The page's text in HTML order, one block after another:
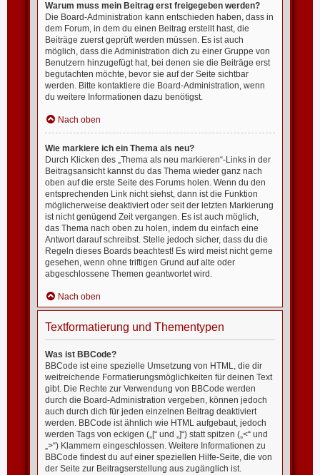
Warum muss mein Beitrag erst freigegeben werden?
Die Board-Administration kann entschieden haben, dass in
dem Forum, in dem du einen Beitrag erstellt hast, die
Beiträge zuerst geprüft werden müssen. Es ist auch
möglich, dass die Administration dich zu einer Gruppe von
Benutzern hinzugefügt hat, bei denen sie die Beiträge erst
begutachten möchte, bevor sie auf der Seite sichtbar
werden. Bitte kontaktiere die Board-Administration, wenn
du weitere Informationen dazu benötigst.
Nach oben
Wie markiere ich ein Thema als neu?
Durch Klicken des „Thema als neu markieren“-Links in der
Beitragsansicht kannst du das Thema wieder ganz nach
oben auf die erste Seite des Forums holen. Wenn du den
entsprechenden Link nicht siehst, dann ist die Funktion
möglicherweise deaktiviert oder seit der letzten Markierung
ist nicht genügend Zeit vergangen. Es ist auch möglich,
das Thema nach oben zu holen, indem du einfach eine
Antwort darauf schreibst. Stelle jedoch sicher, dass du die
Regeln dieses Boards beachtest! Es wird meist nicht gerne
gesehen, wenn ohne triftigen Grund auf alte oder
abgeschlossene Themen geantwortet wird.
Nach oben
Textformatierung und Thementypen
Was ist BBCode?
BBCode ist eine spezielle Umsetzung von HTML, die dir
weitreichende Formatierungsmöglichkeiten für deinen Text
gibt. Die Rechte zur Verwendung von BBCode werden
durch die Board-Administration vergeben, können jedoch
auch durch dich für jeden einzelnen Beitrag deaktiviert
werden. BBCode ist ähnlich wie HTML aufgebaut, jedoch
werden Tags von eckigen („[“ und „]“) statt spitzen („<“ und
„>“) Klammern eingeschlossen. Weitere Informationen zu
BBCode findest du auf einer speziellen Hilfe-Seite, die von
der Seite zur Beitragserstellung aus zugänglich ist.